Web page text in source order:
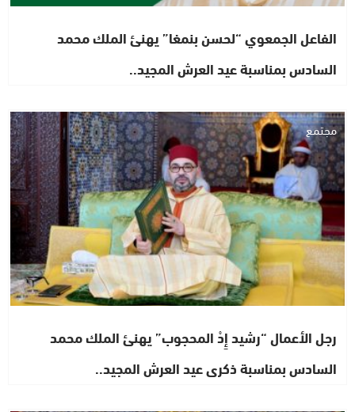
الفاعل الجمعوي “لحسن بنمغا” يهنئ الملك محمد
السادس بمناسبة عيد العرش المجيد..
مجتمع
رجل الأعمال “رشيد إِدْ المحجوب” يهنئ الملك محمد
السادس بمناسبة ذكرى عيد العرش المجيد..